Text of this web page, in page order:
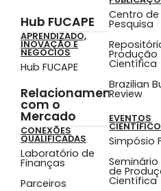
Hub FUCAPE
APRENDIZADO,
INOVAÇÃO E
NEGÓCIOS
Hub FUCAPE
Relacionamento
com o
Mercado
CONEXÕES
QUALIFICADAS
Laboratório de
Finanças
Parceiros
Centro de
Pesquisa
Produção
Científica
Brazilian
Review
EVENTOS
Simpósio
Seminário
de
Científica